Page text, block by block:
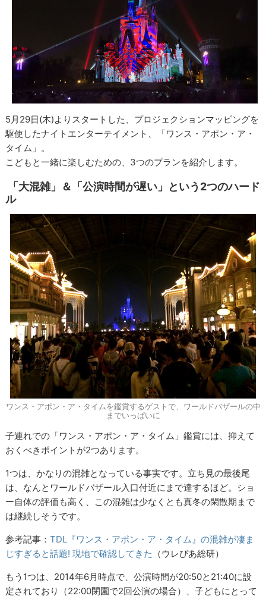
5月29日(木)よりスタートした、プロジェクションマッピングを
駆使したナイトエンターテイメント、「ワンス・アポン・ア・
タイム」。
こどもと一緒に楽しむための、3つのプランを紹介します。
「大混雑」＆「公演時間が遅い」という2つのハード
ル
ワンス・アポン・ア・タイムを鑑賞するゲストで、ワールドバザールの中
までいっぱいに
子連れでの「ワンス・アポン・ア・タイム」鑑賞には、抑えて
おくべきポイントが2つあります。
1つは、かなりの混雑となっている事実です。立ち見の最後尾
は、なんとワールドバザール入口付近にまで達するほど。ショ
ー自体の評価も高く、この混雑は少なくとも真冬の閑散期まで
は継続しそうです。
参考記事：TDL『ワンス・アポン・ア・タイム』の混雑が凄ま
じすぎると話題! 現地で確認してきた （ウレぴあ総研）
もう1つは、2014年6月時点で、公演時間が20:50と21:40に設
定されており（22:00閉園で2回公演の場合）、子どもにとって